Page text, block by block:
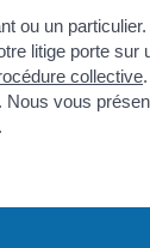
ou un
litige porte sur
collective
Nous vous